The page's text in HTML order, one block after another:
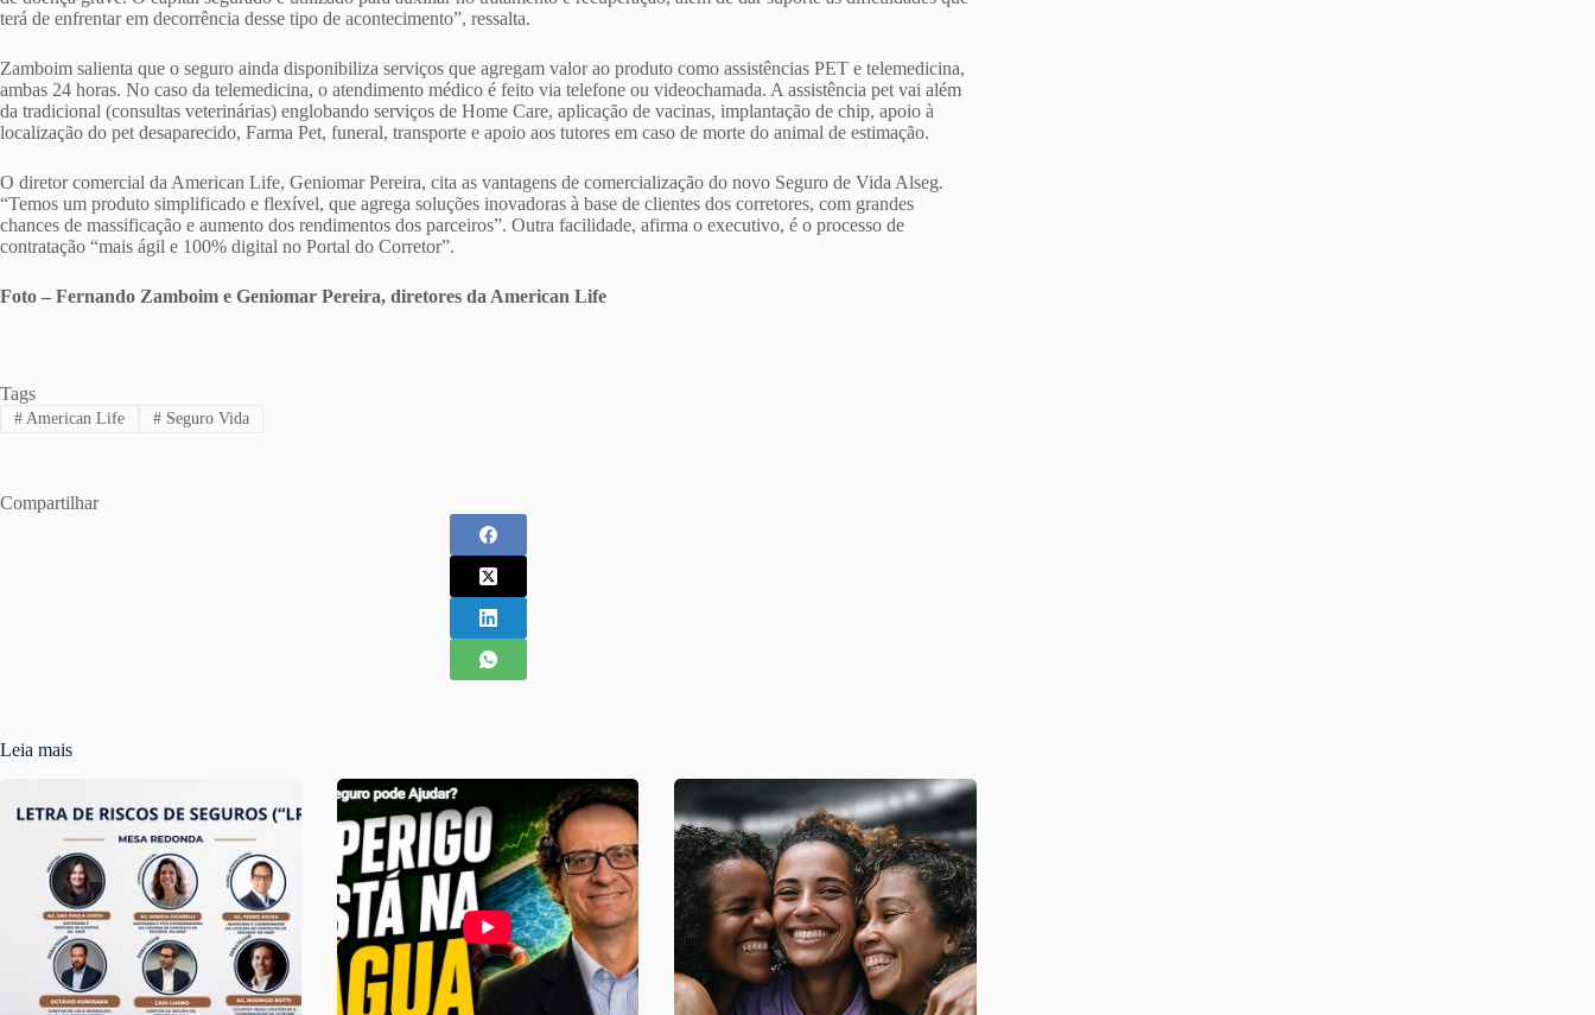
terá de enfrentar em decorrência desse tipo de acontecimento”, ressalta.
Zamboim salienta que o seguro ainda disponibiliza serviços que agregam valor ao produto como assistências PET e telemedicina,
ambas 24 horas. No caso da telemedicina, o atendimento médico é feito via telefone ou videochamada. A assistência pet vai além
da tradicional (consultas veterinárias) englobando serviços de Home Care, aplicação de vacinas, implantação de chip, apoio à
localização do pet desaparecido, Farma Pet, funeral, transporte e apoio aos tutores em caso de morte do animal de estimação.
O diretor comercial da American Life, Geniomar Pereira, cita as vantagens de comercialização do novo Seguro de Vida Alseg.
“Temos um produto simplificado e flexível, que agrega soluções inovadoras à base de clientes dos corretores, com grandes
chances de massificação e aumento dos rendimentos dos parceiros”. Outra facilidade, afirma o executivo, é o processo de
contratação “mais ágil e 100% digital no Portal do Corretor”.
Foto – Fernando Zamboim e Geniomar Pereira, diretores da American Life
Tags
#American Life #Seguro Vida
Compartilhar
Leia mais